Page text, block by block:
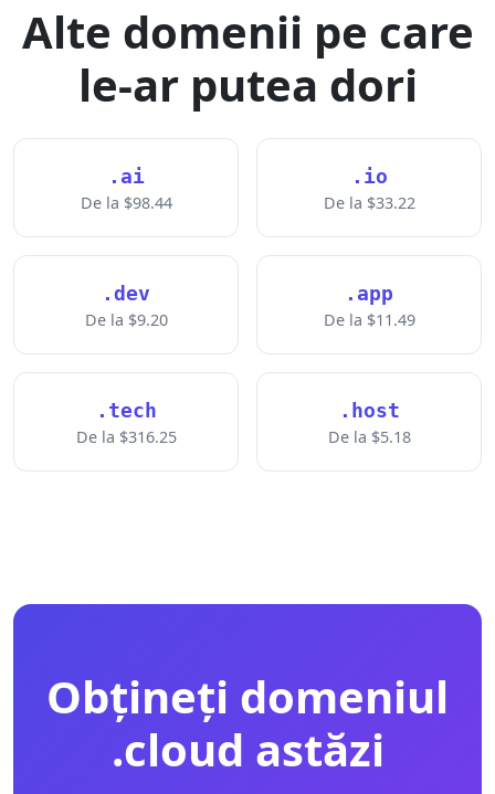
Alte domenii pe care
le-ar putea dori
.ai
De la $98.44
.io
De la $33.22
.dev
De la $9.20
.app
De la $11.49
.tech
De la $316.25
.host
De la $5.18
Obțineți domeniul
.cloud astăzi